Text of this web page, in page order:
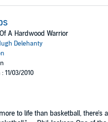
A Hardwood Warrior
Delehanty
11/03/2010
to life than basketball, there's